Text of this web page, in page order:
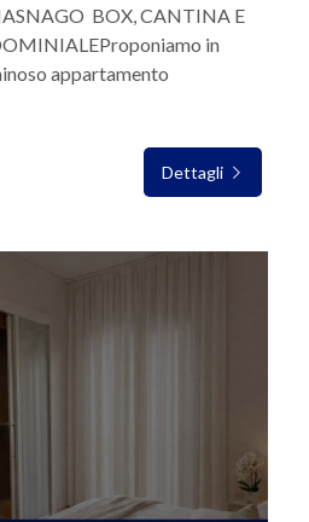
 BOX, CANTINA E
in
appartamento
Dettagli